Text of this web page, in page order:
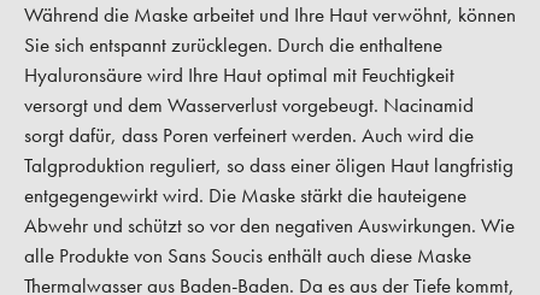
Während die Maske arbeitet und Ihre Haut verwöhnt, können
Sie sich entspannt zurücklegen. Durch die enthaltene
Hyaluronsäure wird Ihre Haut optimal mit Feuchtigkeit
versorgt und dem Wasserverlust vorgebeugt. Nacinamid
sorgt dafür, dass Poren verfeinert werden. Auch wird die
Talgproduktion reguliert, so dass einer öligen Haut langfristig
entgegengewirkt wird. Die Maske stärkt die hauteigene
Abwehr und schützt so vor den negativen Auswirkungen. Wie
alle Produkte von Sans Soucis enthält auch diese Maske
Thermalwasser aus Baden-Baden. Da es aus der Tiefe kommt,